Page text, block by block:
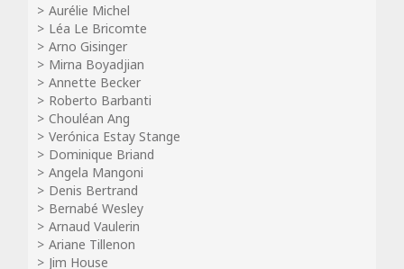
Aurélie Michel
Léa Le Bricomte
Arno Gisinger
Mirna Boyadjian
Annette Becker
Roberto Barbanti
Chouléan Ang
Verónica Estay Stange
Dominique Briand
Angela Mangoni
Denis Bertrand
Bernabé Wesley
Arnaud Vaulerin
Ariane Tillenon
Jim House